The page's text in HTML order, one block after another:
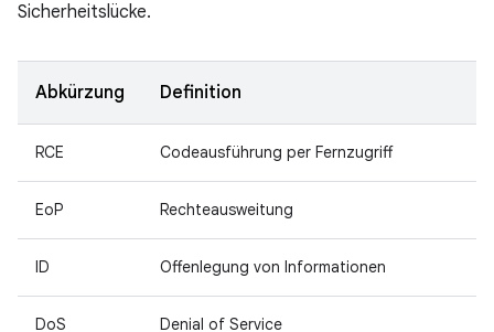
Sicherheitslücke.
Abkürzung Definition
RCE Codeausführung per Fernzugriff
EoP Rechteausweitung
ID Offenlegung von Informationen
DoS Denial of Service